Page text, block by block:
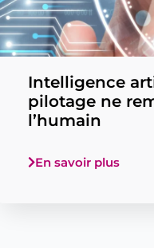
Intelligence
pilotage ne
l’humain
En savoir plus